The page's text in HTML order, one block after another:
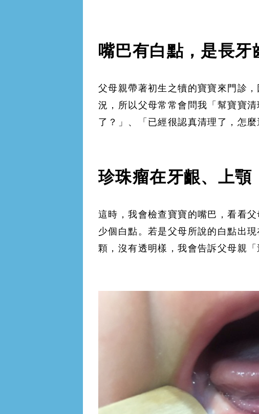
嘴巴有白點，是長牙
父母親帶著初生之犢的寶寶來門診
況，所以父母常常會問我「幫寶寶
了？」、「已經很認真清理了，怎
珍珠瘤在牙齦、上顎
這時，我會檢查寶寶的嘴巴，看看
少個白點。若是父母所說的白點出
顆，沒有透明樣，我會告訴父母親